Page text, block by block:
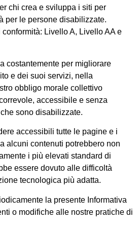
chi crea e sviluppa i siti per
per le persone disabilizzate.
Livello A, Livello AA e
costantemente per migliorare
e dei suoi servizi, nella
obbligo morale collettivo
accessibile e senza
sono disabilizzate.
accessibili tutte le pagine e i
alcuni contenuti potrebbero non
i più elevati standard di
essere dovuto alle difficoltà
tecnologica più adatta.
la presente Informativa
o modifiche alle nostre pratiche di